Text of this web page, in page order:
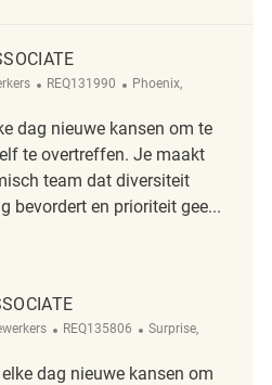
ReqId
REQ131990 Plaats
Phoenix,
dag nieuwe kansen om te
te overtreffen. Je maakt
team dat diversiteit
bevordert en prioriteit gee...
REQ131990
ReqId
REQ135806 Plaats
Surprise,
dag nieuwe kansen om